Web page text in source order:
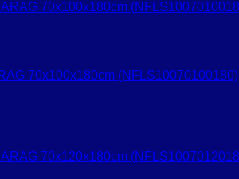
70x100x180cm (NFLS10070100180)